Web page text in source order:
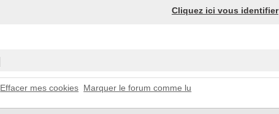
Cliquez ici vous identifier
Effacer mes cookies Marquer le forum comme lu